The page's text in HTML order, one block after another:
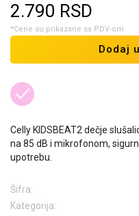
2.790 RSD
*Cene su prikazane sa PDV-om
Dodaj
Celly KIDSBEAT2 dečje
na 85 dB i mikrofonom,
upotrebu.
Šifra:
Kategorija: